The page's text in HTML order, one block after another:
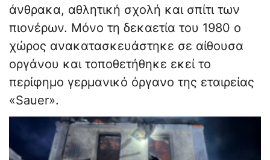
άνθρακα, αθλητική σχολή και σπίτι των
πιονέρων. Μόνο τη δεκαετία του 1980 ο
χώρος ανακατασκευάστηκε σε αίθουσα
οργάνου και τοποθετήθηκε εκεί το
περίφημο γερμανικό όργανο της εταιρείας
«Sauer».